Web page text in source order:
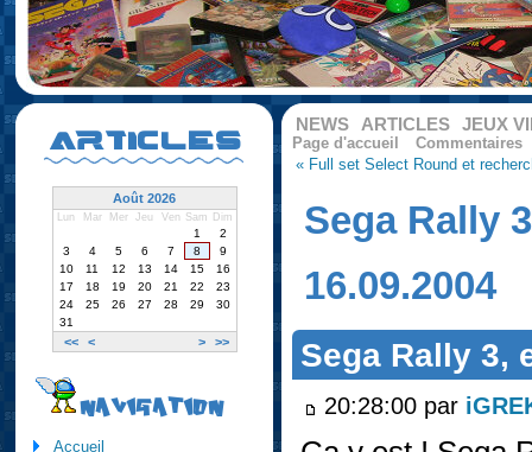
NEWS ARTICLES JEUX
Page d'accueil
Commentaires
« Full set Select Round et
Sega Rally
16.09.2004
Sega Rally 3,
20:28:00 par
ARTICLES
Août 2026
Lun Mar Mer Jeu Ven Sam Dim
<< < > >>
1
2
3
4 5 6 7 8
9
10
11 12 13 14 15
16
17
18 19 20 21 22
23
24
25 26 27 28 29
30
31
NAVIGATION
Accueil